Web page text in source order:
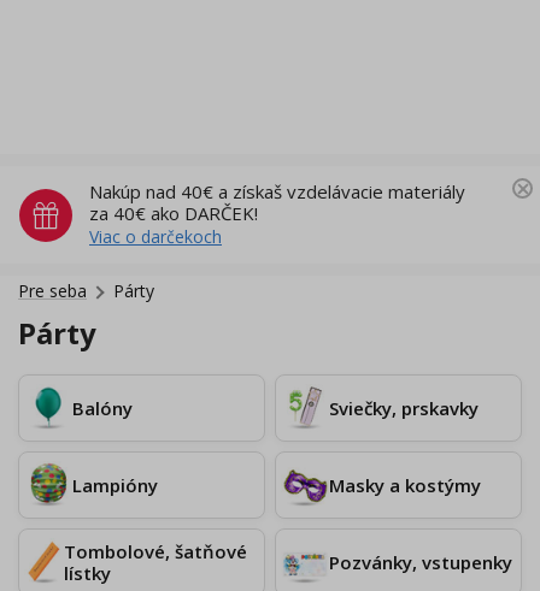
Nakúp nad 40€ a získaš vzdelávacie materiály
za 40€ ako DARČEK!
Viac o darčekoch
Pre seba Párty
Párty
Balóny Sviečky, prskavky
Lampióny Masky a kostýmy
Tombolové, šatňové
lístky
Pozvánky, vstupenky